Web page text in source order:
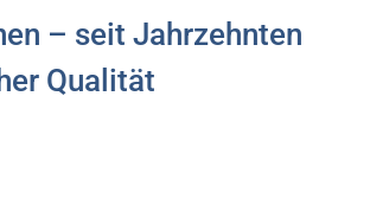
– seit Jahrzehnten
Qualität